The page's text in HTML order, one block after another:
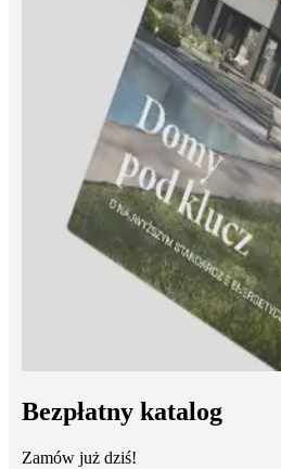
Bezpłatny katalog
Zamów już dziś!